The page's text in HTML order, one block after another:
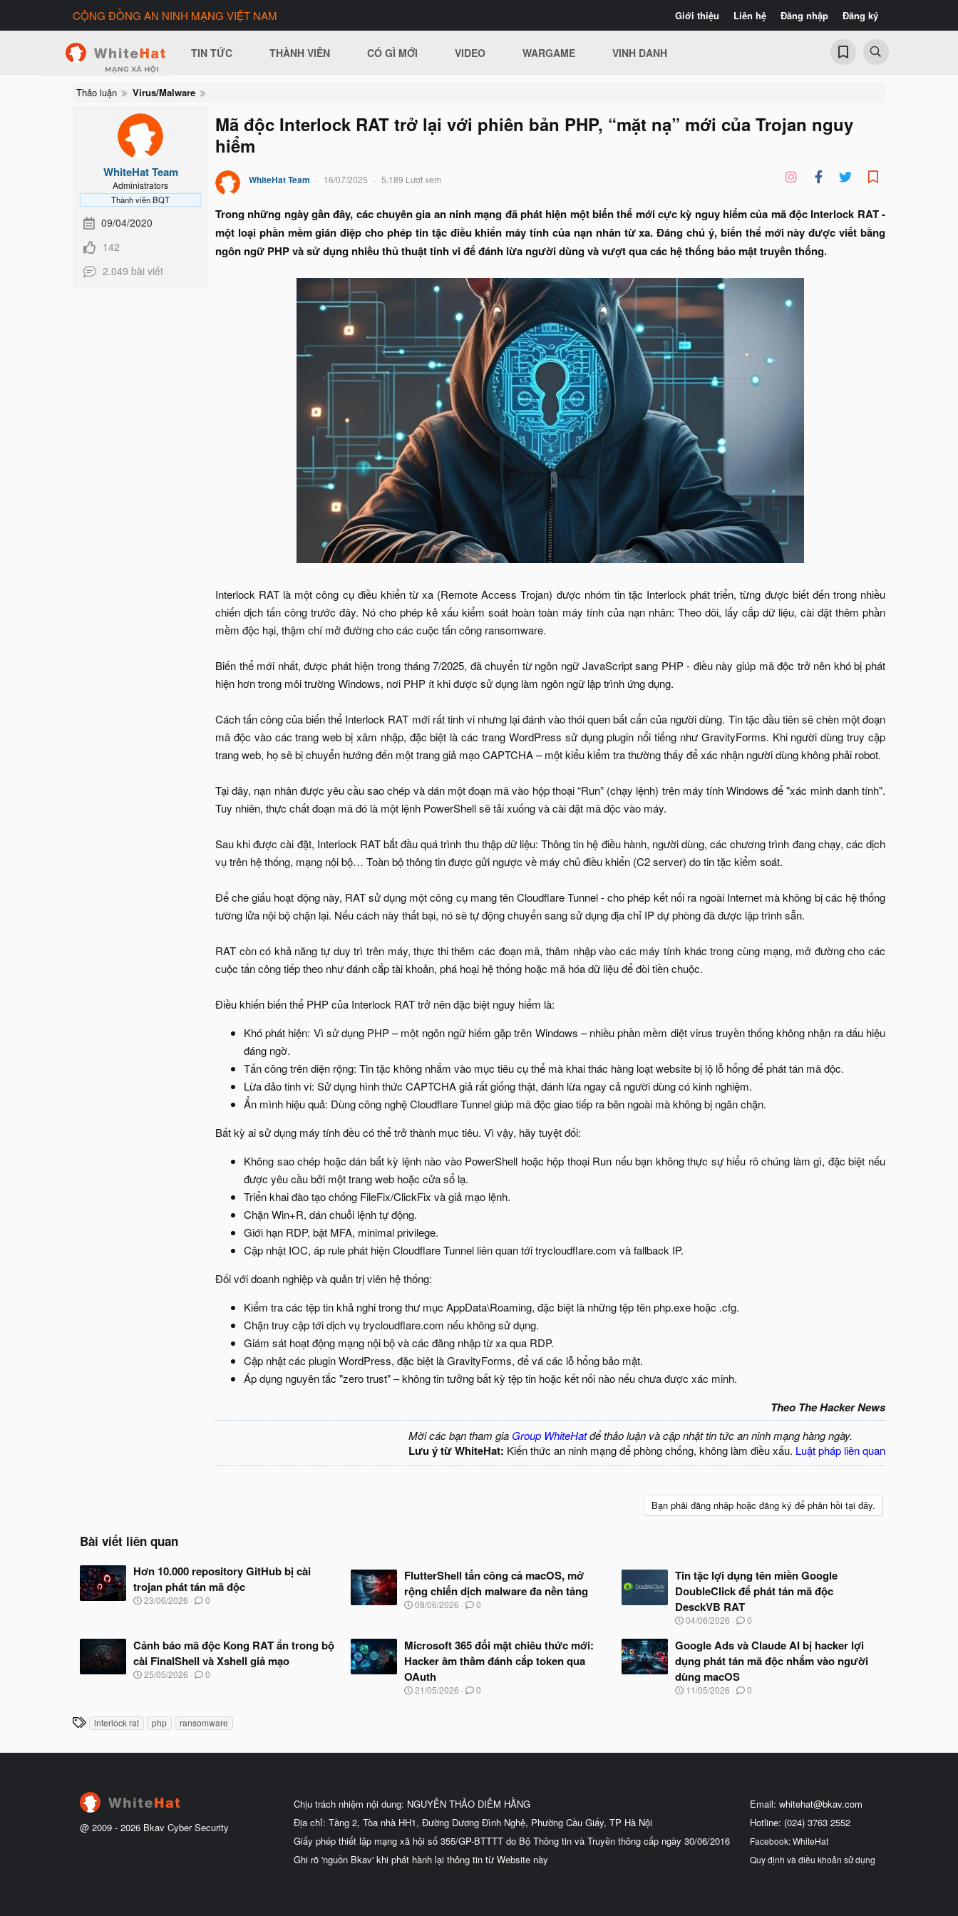
Giới thiệu Liên hệ Đăng nhập Đăng ký
CỘNG ĐỒNG AN NINH MẠNG VIỆT NAM
TIN TỨC THÀNH VIÊN CÓ GÌ MỚI VIDEO WARGAME VINH DANH
Thảo luận Virus/Malware
WhiteHat Team
Administrators
Thành viên BQT
09/04/2020
142
2.049 bài viết
Mã độc Interlock RAT trở lại với phiên bản PHP, “mặt nạ” mới của Trojan nguy
hiểm
WhiteHat Team 16/07/2025 5.189 Lượt xem
Trong những ngày gần đây, các chuyên gia an ninh mạng đã phát hiện một biến thể mới cực kỳ nguy hiểm của mã độc Interlock RAT -
một loại phần mềm gián điệp cho phép tin tặc điều khiển máy tính của nạn nhân từ xa. Đáng chú ý, biến thể mới này được viết bằng
ngôn ngữ PHP và sử dụng nhiều thủ thuật tinh vi để đánh lừa người dùng và vượt qua các hệ thống bảo mật truyền thống.
Interlock RAT là một công cụ điều khiển từ xa (Remote Access Trojan) được nhóm tin tặc Interlock phát triển, từng được biết đến trong nhiều
chiến dịch tấn công trước đây. Nó cho phép kẻ xấu kiểm soát hoàn toàn máy tính của nạn nhân: Theo dõi, lấy cắp dữ liệu, cài đặt thêm phần
mềm độc hại, thậm chí mở đường cho các cuộc tấn công ransomware.
Biến thể mới nhất, được phát hiện trong tháng 7/2025, đã chuyển từ ngôn ngữ JavaScript sang PHP - điều này giúp mã độc trở nên khó bị phát
hiện hơn trong môi trường Windows, nơi PHP ít khi được sử dụng làm ngôn ngữ lập trình ứng dụng.
Cách tấn công của biến thể Interlock RAT mới rất tinh vi nhưng lại đánh vào thói quen bất cẩn của người dùng. Tin tặc đầu tiên sẽ chèn một đoạn
mã độc vào các trang web bị xâm nhập, đặc biệt là các trang WordPress sử dụng plugin nổi tiếng như GravityForms. Khi người dùng truy cập
trang web, họ sẽ bị chuyển hướng đến một trang giả mạo CAPTCHA – một kiểu kiểm tra thường thấy để xác nhận người dùng không phải robot.
Tại đây, nạn nhân được yêu cầu sao chép và dán một đoạn mã vào hộp thoại “Run” (chạy lệnh) trên máy tính Windows để "xác minh danh tính".
Tuy nhiên, thực chất đoạn mã đó là một lệnh PowerShell sẽ tải xuống và cài đặt mã độc vào máy.
Sau khi được cài đặt, Interlock RAT bắt đầu quá trình thu thập dữ liệu: Thông tin hệ điều hành, người dùng, các chương trình đang chạy, các dịch
vụ trên hệ thống, mạng nội bộ… Toàn bộ thông tin được gửi ngược về máy chủ điều khiển (C2 server) do tin tặc kiểm soát.
Để che giấu hoạt động này, RAT sử dụng một công cụ mang tên Cloudflare Tunnel - cho phép kết nối ra ngoài Internet mà không bị các hệ thống
tường lửa nội bộ chặn lại. Nếu cách này thất bại, nó sẽ tự động chuyển sang sử dụng địa chỉ IP dự phòng đã được lập trình sẵn.
RAT còn có khả năng tự duy trì trên máy, thực thi thêm các đoạn mã, thâm nhập vào các máy tính khác trong cùng mạng, mở đường cho các
cuộc tấn công tiếp theo như đánh cắp tài khoản, phá hoại hệ thống hoặc mã hóa dữ liệu để đòi tiền chuộc.
Điều khiến biến thể PHP của Interlock RAT trở nên đặc biệt nguy hiểm là:​
Khó phát hiện: Vì sử dụng PHP – một ngôn ngữ hiếm gặp trên Windows – nhiều phần mềm diệt virus truyền thống không nhận ra dấu hiệu
đáng ngờ.​
Tấn công trên diện rộng: Tin tặc không nhắm vào mục tiêu cụ thể mà khai thác hàng loạt website bị lộ lỗ hổng để phát tán mã độc.​
Lừa đảo tinh vi: Sử dụng hình thức CAPTCHA giả rất giống thật, đánh lừa ngay cả người dùng có kinh nghiệm.​
Ẩn mình hiệu quả: Dùng công nghệ Cloudflare Tunnel giúp mã độc giao tiếp ra bên ngoài mà không bị ngăn chặn.​
Bất kỳ ai sử dụng máy tính đều có thể trở thành mục tiêu. Vì vậy, hãy tuyệt đối:​
Không sao chép hoặc dán bất kỳ lệnh nào vào PowerShell hoặc hộp thoại Run nếu bạn không thực sự hiểu rõ chúng làm gì, đặc biệt nếu
được yêu cầu bởi một trang web hoặc cửa sổ lạ.​
Triển khai đào tạo chống FileFix/ClickFix và giả mạo lệnh.​
Chặn Win+R, dán chuỗi lệnh tự động.​
Giới hạn RDP, bật MFA, minimal privilege.​
Cập nhật IOC, áp rule phát hiện Cloudflare Tunnel liên quan tới trycloudflare.com và fallback IP.​
Đối với doanh nghiệp và quản trị viên hệ thống:​
Kiểm tra các tệp tin khả nghi trong thư mục AppData\Roaming, đặc biệt là những tệp tên php.exe hoặc .cfg.​
Chặn truy cập tới dịch vụ trycloudflare.com nếu không sử dụng.​
Giám sát hoạt động mạng nội bộ và các đăng nhập từ xa qua RDP.​
Cập nhật các plugin WordPress, đặc biệt là GravityForms, để vá các lỗ hổng bảo mật.​
Áp dụng nguyên tắc "zero trust" – không tin tưởng bất kỳ tệp tin hoặc kết nối nào nếu chưa được xác minh.​
Theo The Hacker News
Mời các bạn tham gia Group WhiteHatđể thảo luận và cập nhật tin tức an ninh mạng hàng ngày.
Lưu ý từ WhiteHat: Kiến thức an ninh mạng để phòng chống, không làm điều xấu. Luật pháp liên quan
Bạn phải đăng nhập hoặc đăng ký để phản hồi tại đây.
Bài viết liên quan
Hơn 10.000 repository GitHub bị cài
trojan phát tán mã độc
N
b
ắ
t
đ
23/06/2026 0
FlutterShell tấn công cả macOS, mở
rộng chiến dịch malware đa nền tảng
N
b
ắ
t
đ
ầ
08/06/2026 0
Tin tặc lợi dụng tên miền Google
DoubleClick để phát tán mã độc
DesckVB RAT
N
à
y
b
ắ
t
04/06/2026 0
Cảnh báo mã độc Kong RAT ẩn trong bộ
cài FinalShell và Xshell giả mạo
N
b
ắ
đ
25/05/2026 0
Microsoft 365 đối mặt chiêu thức mới:
Hacker âm thầm đánh cắp token qua
OAuth
N
21/05/2026 0
Google Ads và Claude AI bị hacker lợi
dụng phát tán mã độc nhắm vào người
dùng macOS
N11/05/2026 0
T
ẻ
interlock rat php ransomware
@ 2009 - 2026 Bkav Cyber Security
Chịu trách nhiệm nội dung: NGUYỄN THẢO DIỄM HẰNG
Địa chỉ: Tầng 2, Tòa nhà HH1, Đường Dương Đình Nghệ, Phường Cầu Giấy, TP Hà Nội
Giấy phép thiết lập mạng xã hội số 355/GP-BTTTT do Bộ Thông tin và Truyền thông cấp ngày 30/06/2016
Ghi rõ 'nguồn Bkav' khi phát hành lại thông tin từ Website này
Email: whitehat@bkav.com
Hotline: (024) 3763 2552
Facebook: WhiteHat
Quy định và điều khoản sử dụng